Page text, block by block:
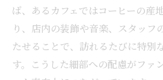
ば、あるカフェではコーヒーの産
り、店内の装飾や音楽、スタッフ
たせることで、訪れるたびに特別
す。こうした細部への配慮がファ